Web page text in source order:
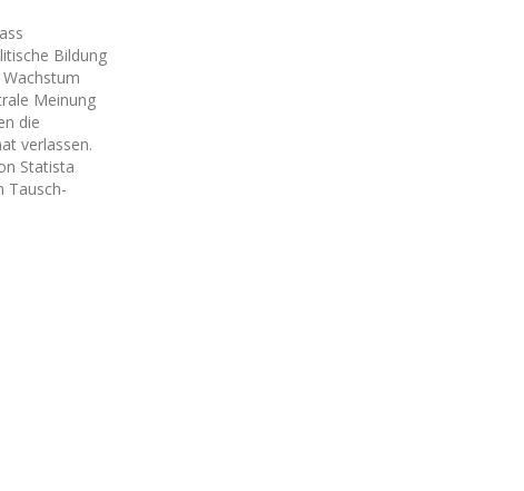
Bildung
Meinung
die
verlassen.
Statista
Tausch-